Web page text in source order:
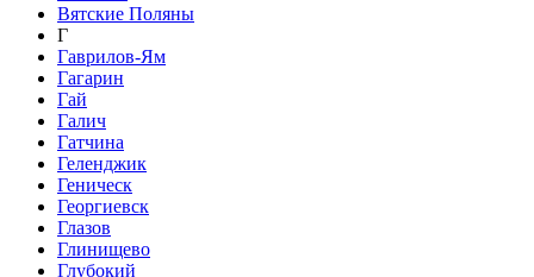
Вятские Поляны
Г
Гаврилов-Ям
Гагарин
Гай
Галич
Гатчина
Геленджик
Геническ
Георгиевск
Глазов
Глинищево
Глубокий